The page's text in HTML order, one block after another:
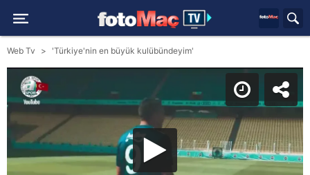
Web Tv 'Türkiye'nin en büyük kulübündeyim'